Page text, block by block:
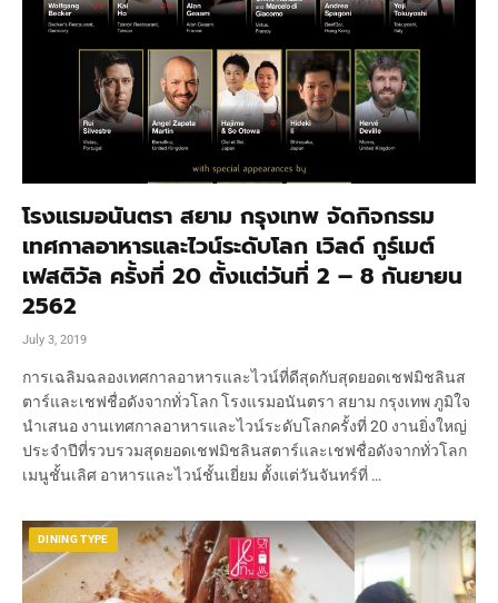
โรงแรมอนันตรา สยาม กรุงเทพ จัดกิจกรรม
เทศกาลอาหารและไวน์ระดับโลก เวิลด์ กูร์เมต์
เฟสติวัล ครั้งที่ 20 ตั้งแต่วันที่ 2 – 8 กันยายน
2562
July 3, 2019
การเฉลิมฉลองเทศกาลอาหารและไวน์ที่ดีสุดกับสุดยอดเชฟมิชลินส
ตาร์และเชฟชื่อดังจากทั่วโลก โรงแรมอนันตรา สยาม กรุงเทพ ภูมิใจ
นำเสนอ งานเทศกาลอาหารและไวน์ระดับโลกครั้งที่ 20 งานยิ่งใหญ่
ประจำปีที่รวบรวมสุดยอดเชฟมิชลินสตาร์และเชฟชื่อดังจากทั่วโลก
เมนูชั้นเลิศ อาหารและไวน์ชั้นเยี่ยม ตั้งแต่วันจันทร์ที่ …
DINING TYPE